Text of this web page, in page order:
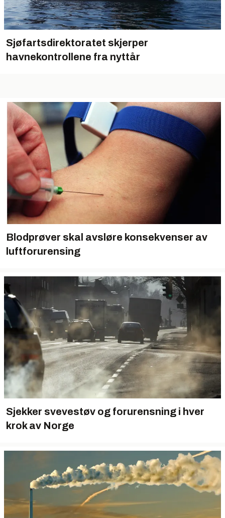
Sjøfartsdirektoratet skjerper
havnekontrollene fra nyttår
Blodprøver skal avsløre konsekvenser av
luftforurensing
Sjekker svevestøv og forurensning i hver
krok av Norge